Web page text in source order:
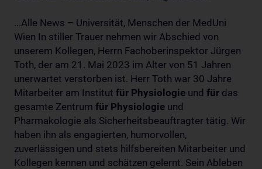
...Alle News – Universität, Menschen der MedUni
Wien In stiller Trauer nehmen wir Abschied von
unserem Kollegen, Herrn Fachoberinspektor Jürgen
Toth, der am 21. Mai 2023 im Alter von 51 Jahren
unerwartet verstorben ist. Herr Toth war 30 Jahre
Mitarbeiter am Institut für Physiologie und für das
gesamte Zentrum für Physiologie und
Pharmakologie als Sicherheitsbeauftragter tätig. Wir
haben ihn als engagierten, humorvollen,
zuverlässigen und stets hilfsbereiten Mitarbeiter und
Kollegen kennen und schätzen gelernt. Sein Ableben